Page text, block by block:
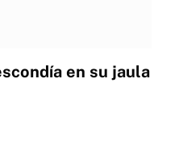
en su jaula